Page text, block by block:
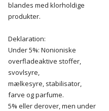
blandes med klorholdige
produkter.
Deklaration:
Under 5%: Nonioniske
overfladeaktive stoffer,
svovlsyre,
mælkesyre, stabilisator,
farve og parfume.
5% eller derover, men under